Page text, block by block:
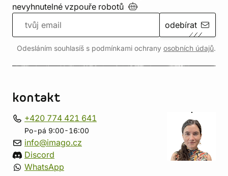
nevyhnutelné vzpouře robotů
odebírat
Odesláním souhlasíš s podmínkami ochrany osobních údajů.
kontakt
+420 774 421 641
Po-pá 9:00-16:00
info@imago.cz
Discord
WhatsApp